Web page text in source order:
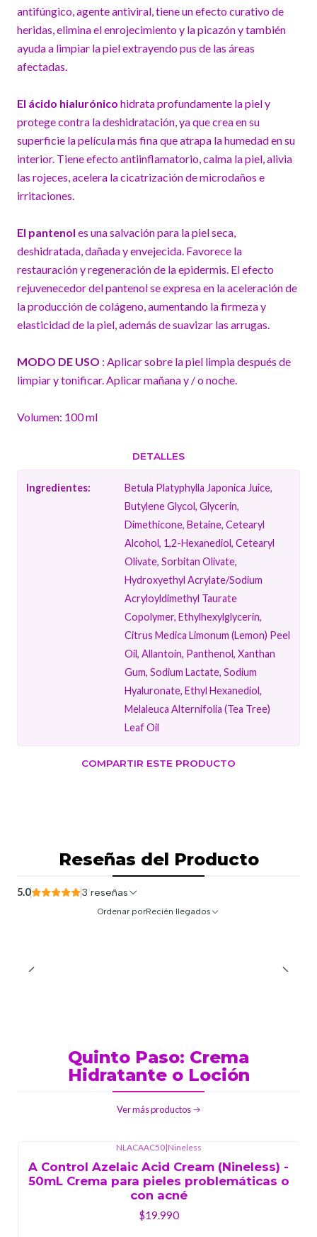
antifúngico, agente antiviral, tiene un efecto curativo de
heridas, elimina el enrojecimiento y la picazón y también
ayuda a limpiar la piel extrayendo pus de las áreas
afectadas.
El ácido hialurónico hidrata profundamente la piel y
protege contra la deshidratación, ya que crea en su
superficie la película más fina que atrapa la humedad en su
interior. Tiene efecto antiinflamatorio, calma la piel, alivia
las rojeces, acelera la cicatrización de microdaños e
irritaciones.
El pantenol es una salvación para la piel seca,
deshidratada, dañada y envejecida. Favorece la
restauración y regeneración de la epidermis. El efecto
rejuvenecedor del pantenol se expresa en la aceleración de
la producción de colágeno, aumentando la firmeza y
elasticidad de la piel, además de suavizar las arrugas.
MODO DE USO : Aplicar sobre la piel limpia después de
limpiar y tonificar. Aplicar mañana y / o noche.
Volumen: 100 ml
DETALLES
Ingredientes:
Betula Platyphylla Japonica Juice,
Butylene Glycol, Glycerin,
Dimethicone, Betaine, Cetearyl
Alcohol, 1,2-Hexanediol, Cetearyl
Olivate, Sorbitan Olivate,
Hydroxyethyl Acrylate/​Sodium
Acryloyldimethyl Taurate
Copolymer, Ethylhexylglycerin,
Citrus Medica Limonum (Lemon) Peel
Oil, Allantoin, Panthenol, Xanthan
Gum, Sodium Lactate, Sodium
Hyaluronate, Ethyl Hexanediol,
Melaleuca Alternifolia (Tea Tree)
Leaf Oil
COMPARTIR ESTE PRODUCTO
Reseñas del Producto
5.0 3 reseñas
Ordenar porRecién llegados
Quinto Paso: Crema
Hidratante o Loción
Ver más productos
NLACAAC50|Nineless
A Control Azelaic Acid Cream (Nineless) -
50mL Crema para pieles problemáticas o
con acné
$19.990